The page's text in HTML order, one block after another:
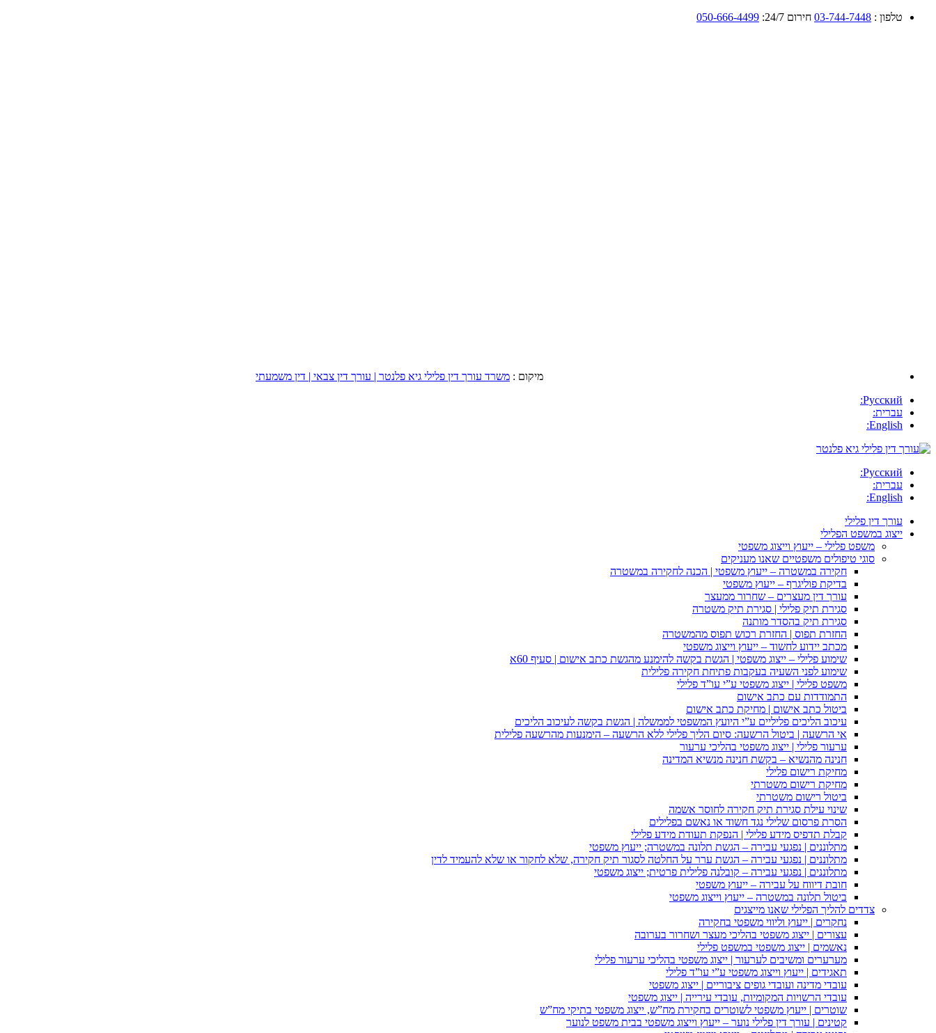
טלפון : 03-744-7448 חירום 24/7: 050-666-4499
מיקום : משרד עורך דין פלילי גיא פלנטר | עורך דין צבאי | דין משמעתי
Русский:
עברית:
English:
Русский:
עברית:
English:
עורך דין פלילי
ייצוג במשפט הפלילי
משפט פלילי – ייעוץ וייצוג משפטי
סוגי טיפולים משפטיים שאנו מעניקים
חקירה במשטרה – ייעוץ משפטי | הכנה לחקירה במשטרה
בדיקת פוליגרף – ייעוץ משפטי
עורך דין מעצרים – שחרור ממעצר
סגירת תיק פלילי | סגירת תיק משטרה
סגירת תיק בהסדר מותנה
החזרת תפוס | החזרת רכוש תפוס מהמשטרה
מכתב יידוע לחשוד – ייעוץ וייצוג משפטי
שימוע פלילי – ייצוג משפטי | הגשת בקשה להימנע מהגשת כתב אישום | סעיף 60א
שימוע לפני השעיה בעקבות פתיחת חקירה פלילית
משפט פלילי | ייצוג משפטי ע”י עו”ד פלילי
התמודדות עם כתב אישום
ביטול כתב אישום | מחיקת כתב אישום
עיכוב הליכים פליליים ע”י היועץ המשפטי לממשלה | הגשת בקשה לעיכוב הליכים
אי הרשעה | ביטול הרשעה: סיום הליך פלילי ללא הרשעה – הימנעות מהרשעה פלילית
ערעור פלילי | ייצוג משפטי בהליכי ערעור
חנינה מהנשיא – בקשת חנינה מנשיא המדינה
מחיקת רישום פלילי
מחיקת רישום משטרתי
ביטול רישום משטרתי
שינוי עילת סגירת תיק חקירה לחוסר אשמה
הסרת פרסום שלילי נגד חשוד או נאשם בפלילים
קבלת תדפיס מידע פלילי | הנפקת תעודת מידע פלילי
מתלוננים | נפגעי עבירה – הגשת תלונה במשטרה; ייעוץ משפטי
מתלוננים | נפגעי עבירה – הגשת ערר על החלטה לסגור תיק חקירה, שלא לחקור או שלא להעמיד לדין
מתלוננים | נפגעי עבירה – קובלנה פלילית פרטית; ייצוג משפטי
חובת דיווח על עבירה – ייעוץ משפטי
ביטול תלונה במשטרה – ייעוץ וייצוג משפטי
צדדים להליך הפלילי שאנו מייצגים
נחקרים | ייעוץ וליווי משפטי בחקירה
עצורים | ייצוג משפטי בהליכי מעצר ושחרור בערובה
נאשמים | ייצוג משפטי במשפט פלילי
מערערים ומשיבים לערעור | ייצוג משפטי בהליכי ערעור פלילי
תאגידים | ייעוץ וייצוג משפטי ע”י עו”ד פלילי
עובדי מדינה ועובדי גופים ציבוריים | ייצוג משפטי
עובדי הרשויות המקומיות, עובדי עירייה | ייצוג משפטי
שוטרים | ייעוץ משפטי לשוטרים בחקירת מח”ש, ייצוג משפטי בתיקי מח”ש
קטינים | עורך דין פלילי נוער – ייעוץ וייצוג משפטי בבית משפט לנוער